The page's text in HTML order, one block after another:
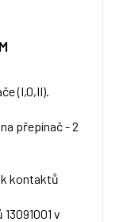
(I,0,II).
přepínač - 2
kontaktů
v